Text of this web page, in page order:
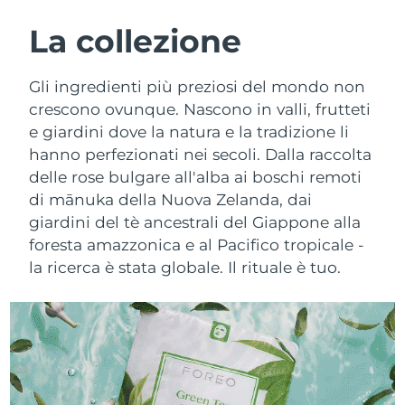
La collezione
Gli ingredienti più preziosi del mondo non
crescono ovunque. Nascono in valli, frutteti
e giardini dove la natura e la tradizione li
hanno perfezionati nei secoli. Dalla raccolta
delle rose bulgare all'alba ai boschi remoti
di mānuka della Nuova Zelanda, dai
giardini del tè ancestrali del Giappone alla
foresta amazzonica e al Pacifico tropicale -
la ricerca è stata globale. Il rituale è tuo.
Detersione viso
LUNA™ 4 pacchetto
Anti-aging massage
LUNA™ 4 Plus
Massage, LED heating
LUNA™ 4 Men
For men, anti-aging massage
Lifting viso
BEAR™ 2 pacchetto
Microcurrent toning
BEAR™ 2 go
Microcurrent toning on-the-go
BEAR™ 2 eyes & lips
Microcurrent line smoothing device
Idratazione
UFO™ 3 pacchetto
Deep facial hydration
UFO™ 3 LED
Near-infrared and red light therapy
device
Igiene orale
issa™ 4
Hybrid silicone sonic toothbrush
issa™ 4 plus
Smart hybrid silicone sonic toothbrush
TRATTAMENTI ANTI-AGE FAQ™
Anti-age Trattamenti LED
NEW
Austria
Belgio Consegna stimata 8/9/26
Bermuda Consegna stimata8/15/26
Bosnia ed
Erzegovina
Consegna stimata
Brunei Consegna stimata
Bulgaria Consegna stimata8/9/26
Canada Consegna stimata8/13/26
Cile Consegna stimata8/13/26